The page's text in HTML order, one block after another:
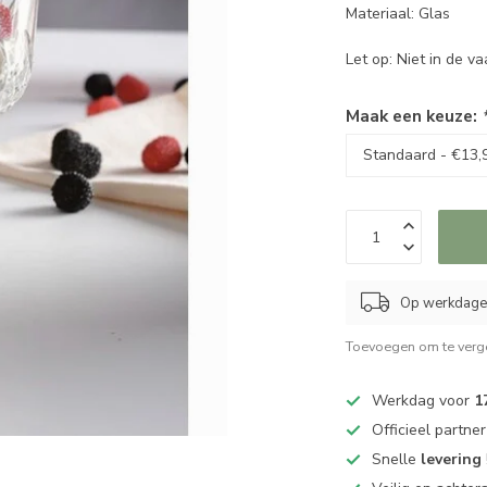
Materiaal: Glas
Let op: Niet in de
Maak een keuze:
Op
Toevoegen om te
Werkdag voor
Officieel
Snelle levering